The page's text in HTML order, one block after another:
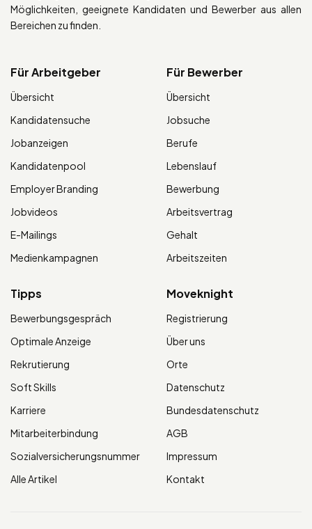
Möglichkeiten, geeignete Kandidaten und Bewerber aus allen
Bereichen zu finden.
Für Arbeitgeber
Übersicht
Kandidatensuche
Jobanzeigen
Kandidatenpool
Employer Branding
Jobvideos
E-Mailings
Medienkampagnen
Für Bewerber
Übersicht
Jobsuche
Berufe
Lebenslauf
Bewerbung
Arbeitsvertrag
Gehalt
Arbeitszeiten
Tipps
Bewerbungsgespräch
Optimale Anzeige
Rekrutierung
Soft Skills
Karriere
Mitarbeiterbindung
Sozialversicherungsnummer
Alle Artikel
Moveknight
Registrierung
Über uns
Orte
Datenschutz
Bundesdatenschutz
AGB
Impressum
Kontakt